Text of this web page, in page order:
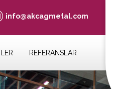
info@akcagmetal.com
REFERANSLAR